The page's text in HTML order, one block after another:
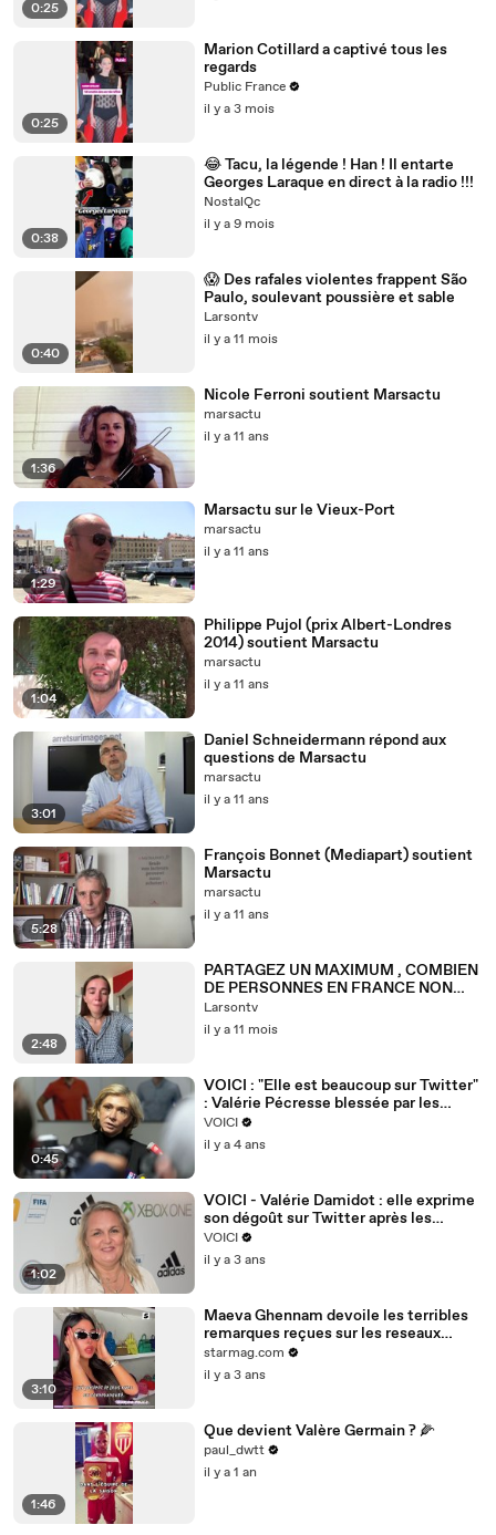
0:25
0:25
Marion Cotillard a captivé tous les
regards
Public France
il y a 3 mois
0:38
😂 Tacu, la légende ! Han ! Il entarte
Georges Laraque en direct à la radio !!!
NostalQc
il y a 9 mois
0:40
😱 Des rafales violentes frappent São
Paulo, soulevant poussière et sable
Larsontv
il y a 11 mois
1:36
Nicole Ferroni soutient Marsactu
marsactu
il y a 11 ans
1:29
Marsactu sur le Vieux-Port
marsactu
il y a 11 ans
1:04
Philippe Pujol (prix Albert-Londres
2014) soutient Marsactu
marsactu
il y a 11 ans
3:01
Daniel Schneidermann répond aux
questions de Marsactu
marsactu
il y a 11 ans
5:28
François Bonnet (Mediapart) soutient
Marsactu
marsactu
il y a 11 ans
2:48
PARTAGEZ UN MAXIMUM , COMBIEN
DE PERSONNES EN FRANCE NON
PAS EU JUSTICE ? RECONNUE
VICTIME ! DÉNONÇONS SES JUGES .
Larsontv
il y a 11 mois
0:45
VOICI : "Elle est beaucoup sur Twitter"
: Valérie Pécresse blessée par les
moqueries des internautes
VOICI
il y a 4 ans
1:02
VOICI - Valérie Damidot : elle exprime
son dégoût sur Twitter après les
propos de Sylvain Maillard sur les SDF
VOICI
il y a 3 ans
3:10
Maeva Ghennam devoile les terribles
remarques reçues sur les reseaux
sociaux
starmag.com
il y a 3 ans
1:46
Que devient Valère Germain ? 🌽
paul_dwtt
il y a 1 an